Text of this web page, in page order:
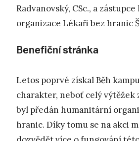
Radvanovský, CSc., a
organizace Lékaři bez hranic
Benefiční stránka
Letos poprvé získal Běh
charakter, neboť celý výtěžek
byl předán humanitární
hranic. Díky tomu se na akci